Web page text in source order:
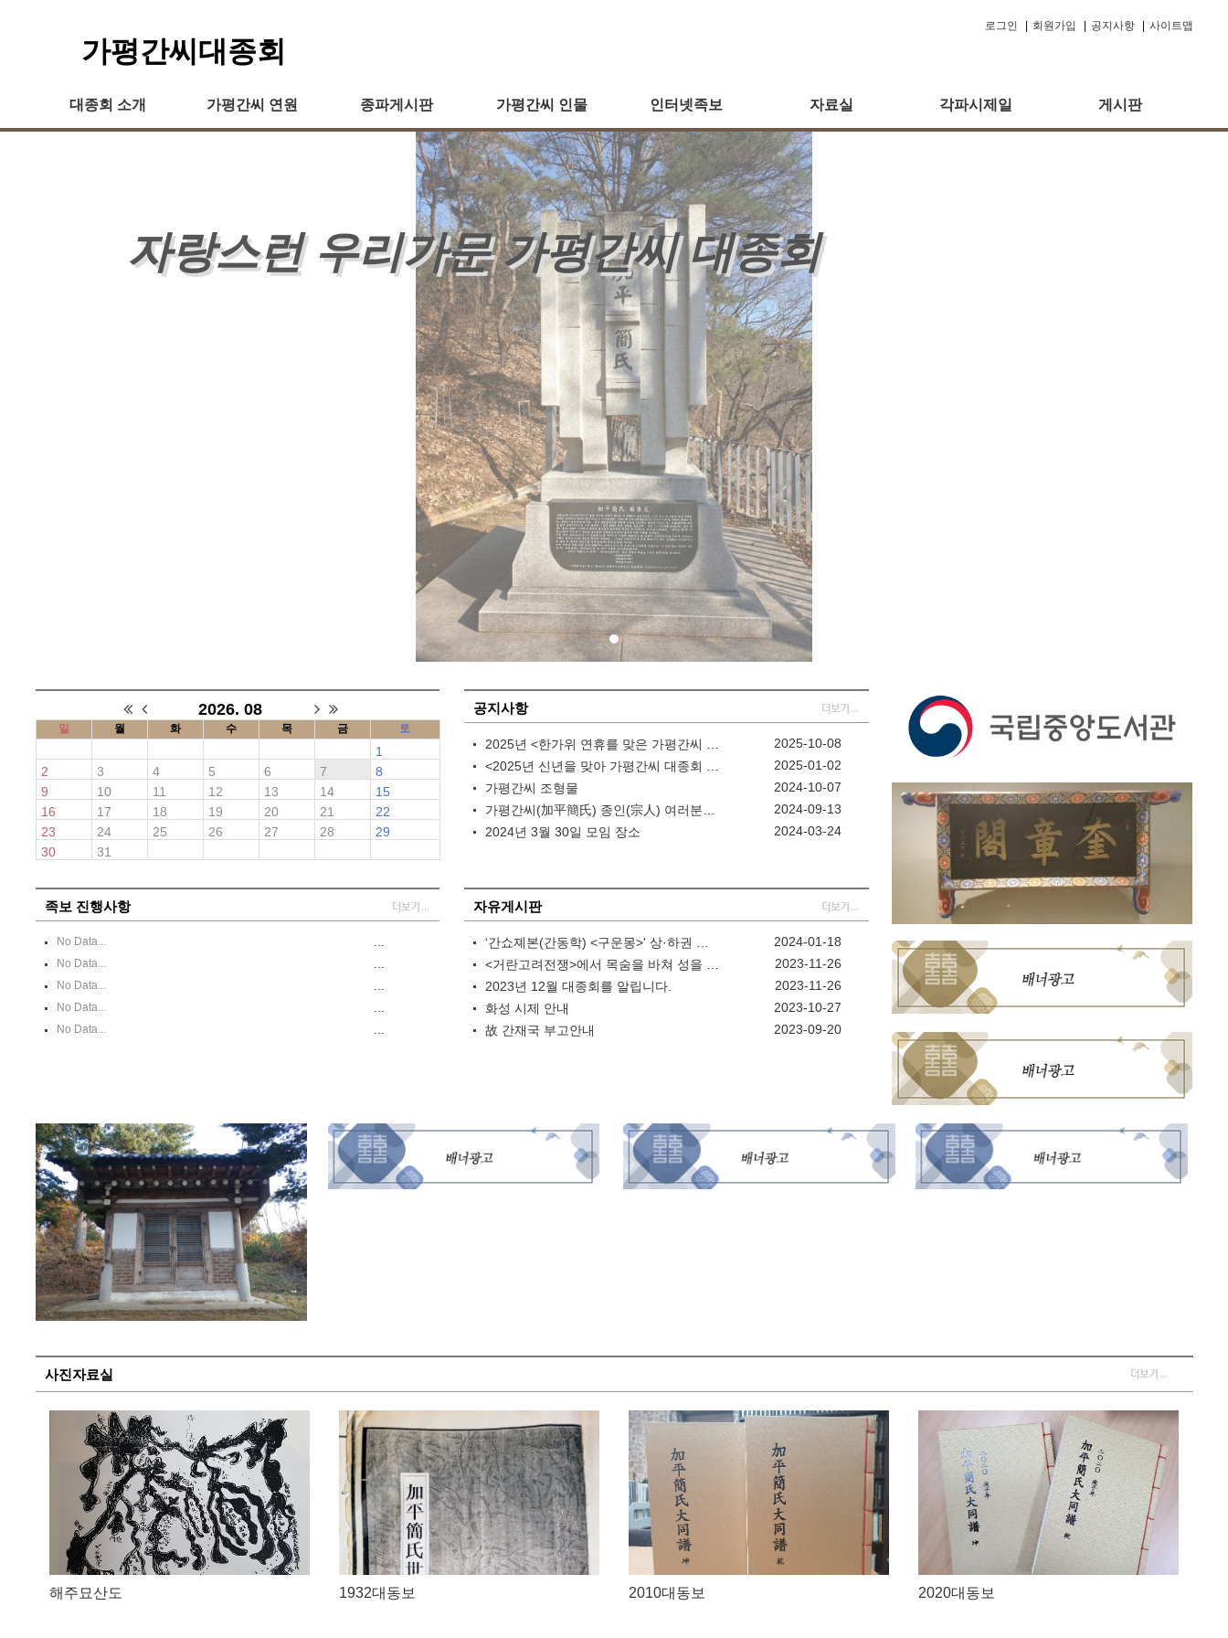
가평간씨대종회
로그인 회원가입 공지사항 사이트맵
대종회 소개 가평간씨 연원 종파게시판 가평간씨 인물 인터넷족보 자료실 각파시제일 게시판
자랑스런 우리가문 가평간씨 대종회
2026. 08
일 월 화 수 목 금 토
1
2
3 4 5 6 7
8
9
10 11 12 13 14
15
16
17 18 19 20 21
22
23
24 25 26 27 28
29
30
31
공지사항
2025-10-08
2025-01-02
가평간씨 조형물
2024-10-07
2024-09-13
2024년 3월 30일 모임 장소
2024-03-24
족보 진행사항
No Data...
No Data...
No Data...
No Data...
No Data...
자유게시판
2024-01-18
2023-11-26
2023년 12월 대종회를 알립니다.
2023-11-26
화성 시제 안내
2023-10-27
故 간재국 부고안내
2023-09-20
사진자료실
해주묘산도 1932대동보 2010대동보 2020대동보